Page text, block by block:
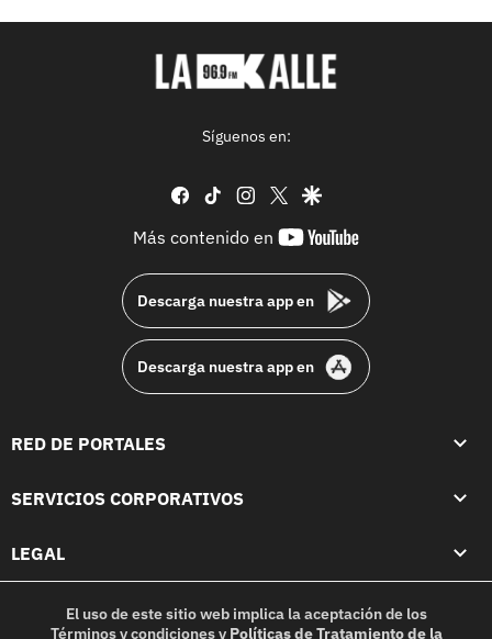
Síguenos en:
facebook
tiktok instagram
twittergoogle
Más contenido en
youtube-
Descarga nuestra app en
Descarga nuestra app en
RED DE PORTALES
SERVICIOS CORPORATIVOS
LEGAL
El uso de este sitio web implica la aceptación de los
Términos y condicionesy Políticas de Tratamiento de la